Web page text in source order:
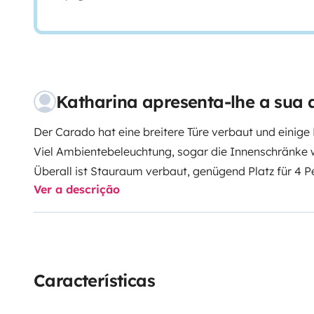
Katharina apresenta-lhe a
Der Carado hat eine breitere Türe verbaut und einige
Viel Ambientebeleuchtung, sogar die Innenschränke
Überall ist Stauraum verbaut, genügend Platz für 4
unterzubekommen. Jede Ecke wurde sinnvoll genutzt.
Große L- Sitzgruppe und einem Großen Tisch der
Großer Kühlschrank mit extra Gefrierfach
Ver a descrição
Características